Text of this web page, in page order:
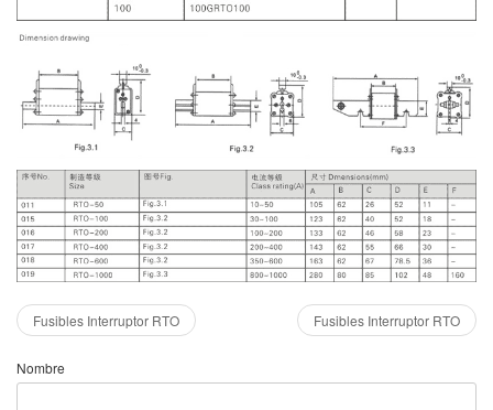
Fusibles Interruptor RTO Fusibles Interruptor RTO
Nombre